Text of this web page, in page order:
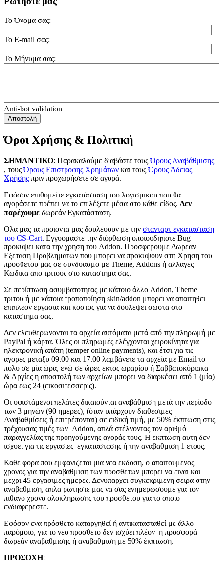
Το Όνομα σας:
Το E-mail σας:
Το Μήνυμα σας:
Anti-bot validation
Αποστολή
Όροι Χρήσης & Πολιτική
ΣΗΜΑΝΤΙΚΟ: Παρακαλούμε διαβάστε τουςΌρους Αναβάθμισης
, τουςΌρους Επιστροφης Χρημάτων και τουςΌρους Άδειας
Χρήσης πριν προχωρήσετε σε αγορά.
Εφόσον επιθυμείτε εγκατάσταση του λογισμικου που θα
αγοράσετε πρέπει να το επιλέξετε μέσα στο κάθε είδος. Δεν
παρέχουμε δωρεάν Εγκατάσταση.
Ολα μας τα προιοντα μας δουλευουν με την στανταρτ εγκατασταση
του CS-Cart. Εγγυομαστε την διόρθωση οποιουδηποτε Bug
προκυψει κατα την χρηση του Addon. Προσφερουμε Δωρεαν
Εξεταση Προβληματων που μπορει να προκυψουν στη Χρηση του
προσθετου μας σε συνδυασμο με Theme, Addons ή αλλαγες
Κωδικα απο τριτους στο καταστημα σας.
Σε περίπτωση ασυμβατοτητας με κάποιο άλλο Addon, Theme
τριτου ή με κάποια τροποπoίηση skin/addon μπορει να απαιτηθει
επιπλεον εργασια και κοστος για να δουλεψει σωστα στο
καταστημα σας.
Δεν ελευθερωνονται τα αρχεία αυτόματα μετά από την πληρωμή με
PayPal ή κάρτα. Όλες οι πληρωμές ελέγχονται χειροκίνητα για
ηλεκτρονική απάτη (temper online payments), και έτσι για τις
αγορες μεταξυ 09.00 και 17.00 λαμβάνετε τα αρχεία με Email το
πολυ σε μία ώρα, ενώ σε ώρες εκτος ωραρίου ή Σαββατοκύριακα
& Αργίες η αποστολή των αρχείων μπορει να διαρκέσει από 1 (μία)
ώρα εως 24 (εικοσιτεσσερις).
Οι υφιστάμενοι πελάτες δικαιούνται αναβάθμιση μετά την περίοδο
των 3 μηνών (90 ημερες), (όταν υπάρχουν διαθέσιμες
Αναβαθμίσεις ή επιτρέπονται) σε ειδική τιμή, με 50% έκπτωση στις
τρέχουσας τιμές των Addon, απλά στέλνοντας τον αριθμό
παραγγελίας της προηγούμενης αγοράς τους. H εκπτωση αυτη δεν
ισχυει για τις εργασιες εγκαταστασης ή την αναβαθμιση 1 ετους.
Καθε φορα που εμφανιζεται μια νεα εκδοση, ο απαιτουμενος
χρονος για την αναβαθμιση των προσθετων μπορει να ειναι και
μεχρι 45 εργασιμες ημερες. Δενυπαρχει συγκεκριμενη σειρα στην
αναβαθμιση, απλα ρωτηστε μας να σας ενημερωσουμε για τον
πιθανο χρονο ολοκληρωσης του προσθετου για το οποιο
ενδιαφερεστε.
Εφόσον ενα πρόσθετο καταργηθεί ή αντικατασταθεί με άλλο
παρόμοιο, για το νεο προσθετο δεν ισχύει πλέον η προσφορά
δωρεάν αναβαθμισης ή αναβαθμιση με 50% έκπτωση.
ΠΡΟΣΟΧΗ: